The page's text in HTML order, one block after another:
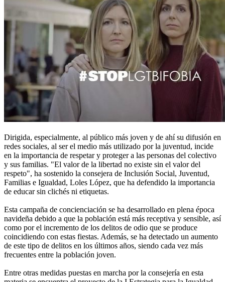
Dirigida, especialmente, al público más joven y de ahí su difusión en
redes sociales, al ser el medio más utilizado por la juventud, incide
en la importancia de respetar y proteger a las personas del colectivo
y sus familias. "El valor de la libertad no existe sin el valor del
respeto", ha sostenido la consejera de Inclusión Social, Juventud,
Familias e Igualdad, Loles López, que ha defendido la importancia
de educar sin clichés ni etiquetas.
Esta campaña de concienciación se ha desarrollado en plena época
navideña debido a que la población está más receptiva y sensible, así
como por el incremento de los delitos de odio que se produce
coincidiendo con estas fiestas. Además, se ha detectado un aumento
de este tipo de delitos en los últimos años, siendo cada vez más
frecuentes entre la población joven.
Entre otras medidas puestas en marcha por la consejería en esta